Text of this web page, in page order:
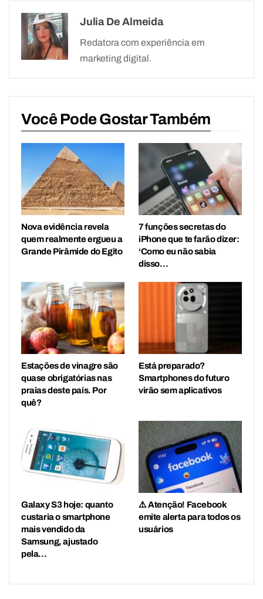
Julia De Almeida
Redatora com experiência em
marketing digital.
Você Pode Gostar Também
Nova evidência revela
quem realmente ergueu a
Grande Pirâmide do Egito
7 funções secretas do
iPhone que te farão dizer:
‘Como eu não sabia
disso…
Estações de vinagre são
quase obrigatórias nas
praias deste país. Por
quê?
Está preparado?
Smartphones do futuro
virão sem aplicativos
Galaxy S3 hoje: quanto
custaria o smartphone
mais vendido da
Samsung, ajustado
pela…
⚠️ Atenção! Facebook
emite alerta para todos os
usuários